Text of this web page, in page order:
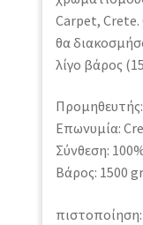
Carpet, Crete.
θα
λίγο βάρος
Επωνυμία:
Σύνθεση:
Βάρος: 1500